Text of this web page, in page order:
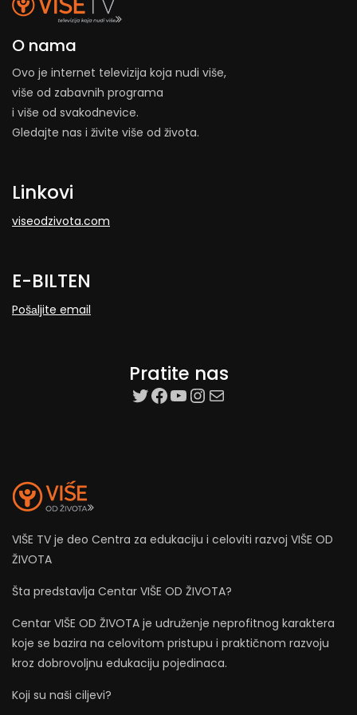
O nama
Ovo je internet televizija koja nudi više,
više od zabavnih programa
i više od svakodnevice.
Gledajte nas i živite više od života.
Linkovi
viseodzivota.com
E-BILTEN
Pošаljite email
Pratite nas
target=”_blank”
Facebook
YouTube
Instagram
Mail
VIŠE TV je deo Centra za edukaciju i celoviti razvoj VIŠE OD
ŽIVOTA
Šta predstavlja Centar VIŠE OD ŽIVOTA?
Centar VIŠE OD ŽIVOTA je udruženje neprofitnog karaktera
koje se bazira na celovitom pristupu i praktičnom razvoju
kroz dobrovoljnu edukaciju pojedinaca.
Koji su naši ciljevi?